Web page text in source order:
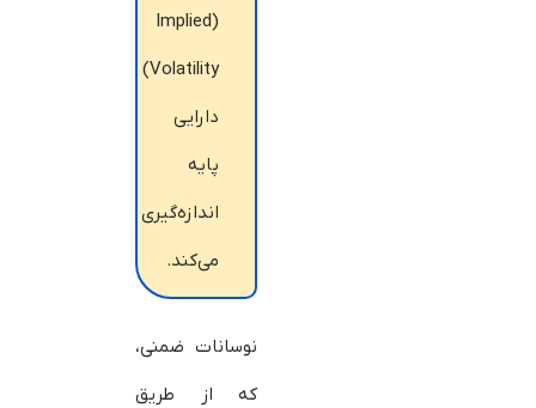
(Implied
Volatility)
دارایی
پایه
اندازه‌گیری
می‌کند.
نوسانات ضمنی،
که از طریق